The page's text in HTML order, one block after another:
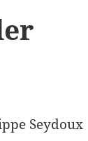
Seydoux